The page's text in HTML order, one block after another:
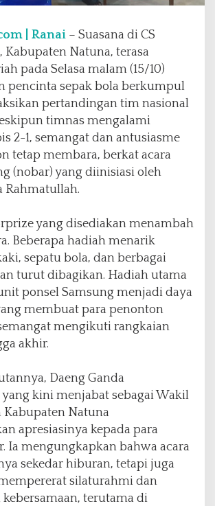
a
,
D
e
n
g
a
d
a
R
m
a
l
a
a
p
k
a
n
r
e
| Ranai – Suasana di CS
Kabupaten Natuna, terasa
pada Selasa malam (15/10)
pencinta sepak bola berkumpul
pertandingan tim nasional
timnas mengalami
2-1, semangat dan antusiasme
tetap membara, berkat acara
(nobar) yang diinisiasi oleh
Rahmatullah.
yang disediakan menambah
Beberapa hadiah menarik
sepatu bola, dan berbagai
turut dibagikan. Hadiah utama
ponsel Samsung menjadi daya
membuat para penonton
mengikuti rangkaian
akhir.
Daeng Ganda
kini menjabat sebagai Wakil
Kabupaten Natuna
apresiasinya kepada para
Ia mengungkapkan bahwa acara
sekedar hiburan, tetapi juga
silaturahmi dan
terutama di